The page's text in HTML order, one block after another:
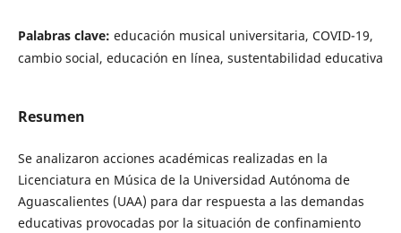
Palabras clave: educación musical universitaria, COVID-19,
cambio social, educación en línea, sustentabilidad educativa
Resumen
Se analizaron acciones académicas realizadas en la
Licenciatura en Música de la Universidad Autónoma de
Aguascalientes (UAA) para dar respuesta a las demandas
educativas provocadas por la situación de confinamiento